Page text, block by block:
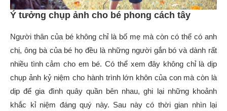
Ý tưởng chụp ảnh cho bé phong cách tây
Người thân của bé không chỉ là bố mẹ mà còn có thể có anh
chị, ông bà của bé họ đều là những người gắn bó và dành rất
nhiều tình cảm cho em bé. Có thể xem đây không chỉ là dịp
chụp ảnh kỷ niệm cho hành trình lớn khôn của con mà còn là
dịp để gia đình quây quần bên nhau, ghi lại những khoảnh
khắc kỉ niệm đáng quý này. Sau này có thời gian nhìn lại